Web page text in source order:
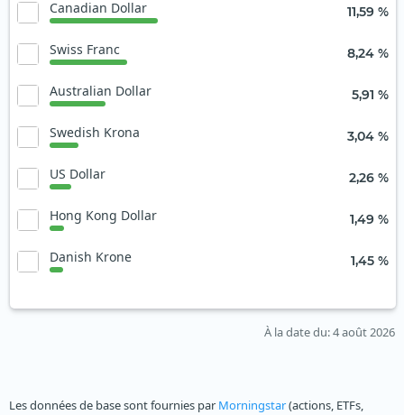
Canadian Dollar 11,59 %
Swiss Franc 8,24 %
Australian Dollar 5,91 %
Swedish Krona 3,04 %
US Dollar 2,26 %
Hong Kong Dollar 1,49 %
Danish Krone 1,45 %
À la date du: 4 août 2026
Les données de base sont fournies par Morningstar(actions, ETFs,